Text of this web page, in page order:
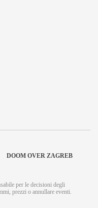
DOOM OVER ZAGREB
per le decisioni degli
prezzi o annullare eventi.